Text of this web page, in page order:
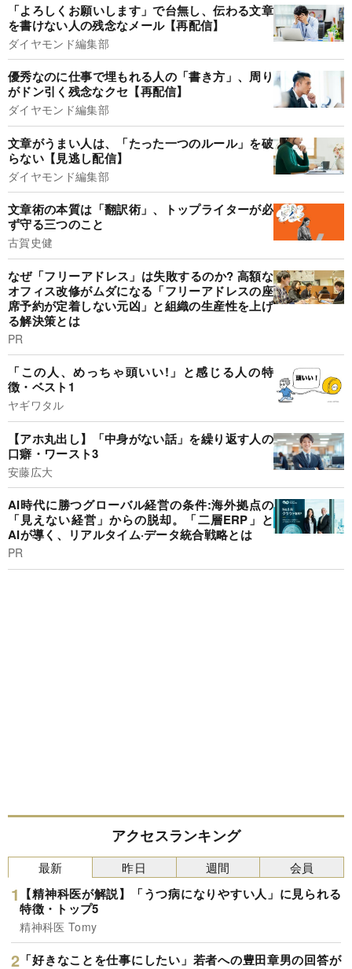
「よろしくお願いします」で台無し、伝わる文章
を書けない人の残念なメール【再配信】
ダイヤモンド編集部
優秀なのに仕事で埋もれる人の「書き方」、周り
がドン引く残念なクセ【再配信】
ダイヤモンド編集部
文章がうまい人は、「たった一つのルール」を破
らない【見逃し配信】
ダイヤモンド編集部
文章術の本質は「翻訳術」、トップライターが必
ず守る三つのこと
古賀史健
なぜ「フリーアドレス」は失敗するのか? 高額な
オフィス改修がムダになる「フリーアドレスの座
席予約が定着しない元凶」と組織の生産性を上げ
る解決策とは
PR
「この人、めっちゃ頭いい!」と感じる人の特
徴・ベスト1
ヤギワタル
【アホ丸出し】「中身がない話」を繰り返す人の
口癖・ワースト3
安藤広大
AI時代に勝つグローバル経営の条件:海外拠点の
「見えない経営」からの脱却。「二層ERP」と
AIが導く、リアルタイム·データ統合戦略とは
PR
アクセスランキング
最新
【精神科医が解説】「うつ病になりやすい人」に見られる
特徴・トップ5
精神科医 Tomy
「好きなことを仕事にしたい」若者への豊田章男の回答が
昨日 週間 会員